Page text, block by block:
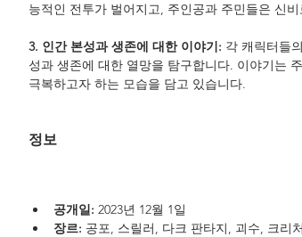
능적인 전투가 벌어지고, 주인공과 주민들은 신
3. 인간 본성과 생존에 대한 이야기: 각 캐릭터들
성과 생존에 대한 열망을 탐구합니다. 이야기는
극복하고자 하는 모습을 담고 있습니다.
정보
공개일: 2023년 12월 1일
장르: 공포, 스릴러, 다크 판타지, 괴수, 크리